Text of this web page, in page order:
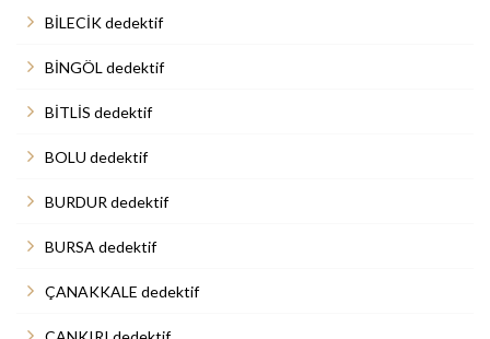
BİLECİK dedektif
BİNGÖL dedektif
BİTLİS dedektif
BOLU dedektif
BURDUR dedektif
BURSA dedektif
ÇANAKKALE dedektif